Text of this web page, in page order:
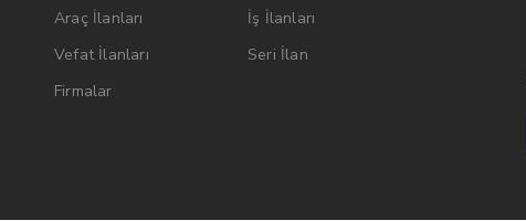
Araç İlanları
İş İlanları
Vefat İlanları
Seri İlan
Firmalar